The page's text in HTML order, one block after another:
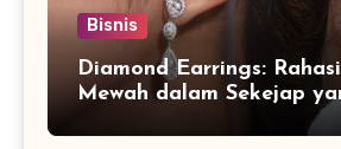
Bisnis
Diamond Earrings:
Mewah dalam Sekejap